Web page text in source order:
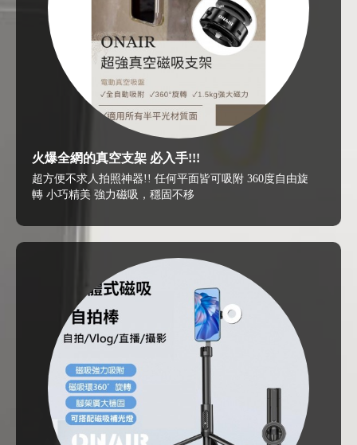
火爆全網的真空支架 必入手!!!
超方便不求人拍照神器!! 任何平面皆可吸附 360度自由旋
轉 小巧精美 強力磁吸，穩固不移